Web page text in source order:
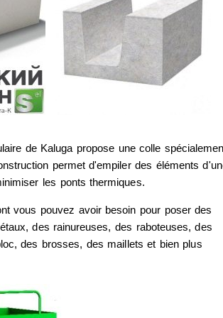
de Kaluga propose une colle
permet d'empiler des éléments
les ponts thermiques.
vous pouvez avoir besoin pour poser des
des rainureuses, des raboteuses, des
des brosses, des maillets et bien plus